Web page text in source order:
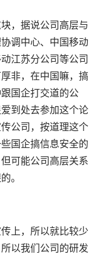
，据说公司高层与
调中心、中国移动
江苏分公司等公司
非，在中国嘛，搞
国企打交道的公
到处去参加这个论
公司，按道理这个
国企搞信息安全的
可能公司高层关系
。
上，所以就比较少
以我们公司的研发